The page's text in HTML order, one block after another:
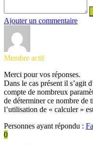
Ajouter un commentaire
Membre actif
Merci pour vos réponses.
Dans le cas présent il s’agit
compte de nombreux
de déterminer ce nombre de
l’utilisation de « calculer »
Personnes ayant répondu :
0